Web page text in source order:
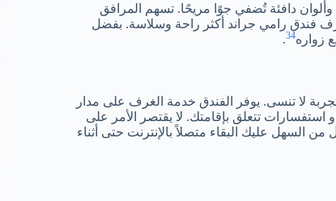
وألوان دافئة تُضفي جوًا مريحًا. تسهم المرافق
فندق رامي جراند أكثر راحة وسلاسة. بفضل
زواره 34
.
لا تنسى. يوفر الفندق خدمة الغرف على مدار
تتعلق بإقامتك. لا يقتصر الأمر على
السهل عليك البقاء متصلاً بالإنترنت حتى أثناء